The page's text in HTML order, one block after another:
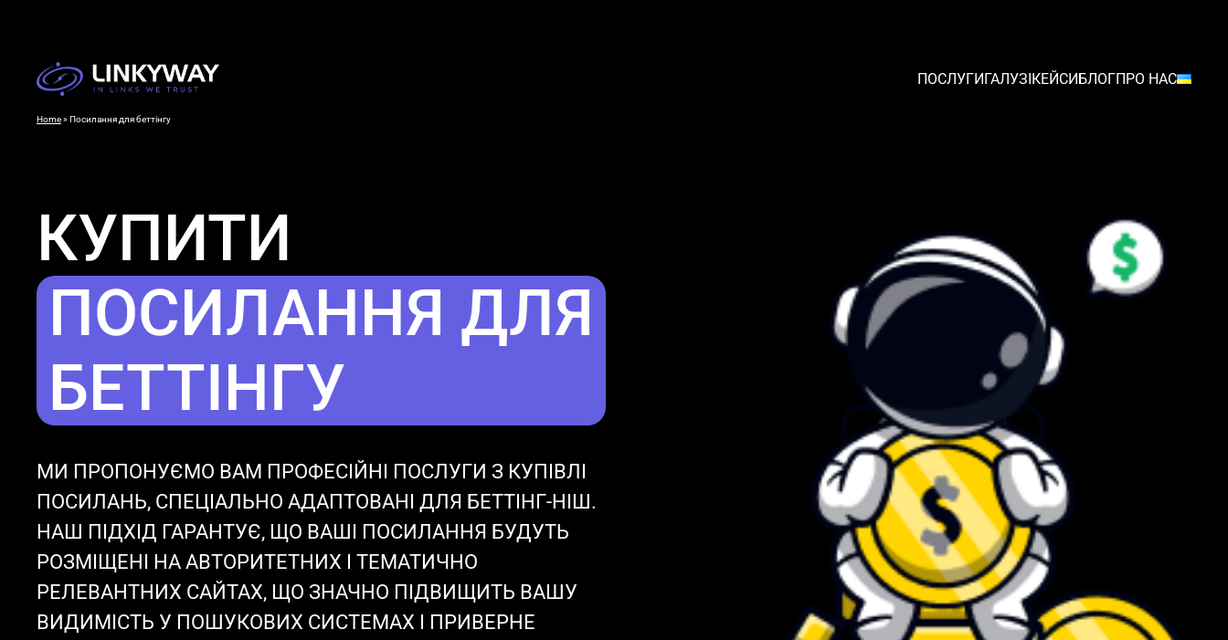
ПОСЛУГИГАЛУЗІКЕЙСИБЛОГПРО НАС
Home»Посилання для беттінгу
КУПИТИ
ПОСИЛАННЯ ДЛЯ
БЕТТІНГУ
МИ ПРОПОНУЄМО ВАМ ПРОФЕСІЙНІ ПОСЛУГИ З КУПІВЛІ
ПОСИЛАНЬ, СПЕЦІАЛЬНО АДАПТОВАНІ ДЛЯ БЕТТІНГ-НІШ.
НАШ ПІДХІД ГАРАНТУЄ, ЩО ВАШІ ПОСИЛАННЯ БУДУТЬ
РОЗМІЩЕНІ НА АВТОРИТЕТНИХ І ТЕМАТИЧНО
РЕЛЕВАНТНИХ САЙТАХ, ЩО ЗНАЧНО ПІДВИЩИТЬ ВАШУ
ВИДИМІСТЬ У ПОШУКОВИХ СИСТЕМАХ І ПРИВЕРНЕ